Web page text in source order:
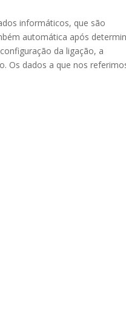
informáticos, que são
automática após
da ligação, a
Os dados a que nos